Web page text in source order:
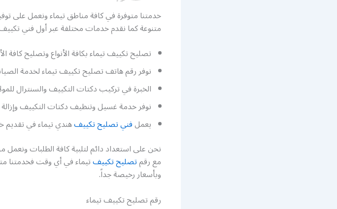
خدمتنا متوفرة في كافة مناطق تيماء ونعمل على
متنوعة كما نقدم خدمات مختلفة عبر أول فني
تصليح تكييف تيماء بكافة الأنواع وتصليح
نوفر رقم هاتف تصليح تكييف تيماء لخدمة
الخبرة في تركيب دكتات التكييف والسنترال
نوفر خدمة غسيل وتنظيف دكتات التكييف وإزالة
يعملفني تصليح تكييفهندي تيماء في تقديم
نحن على استعداد دائم لتلبية كافة الطلبات
مع رقمتصليح تكييف
وبأسعار رخيصة جداً.
رقم تصليح تكييف تيماء